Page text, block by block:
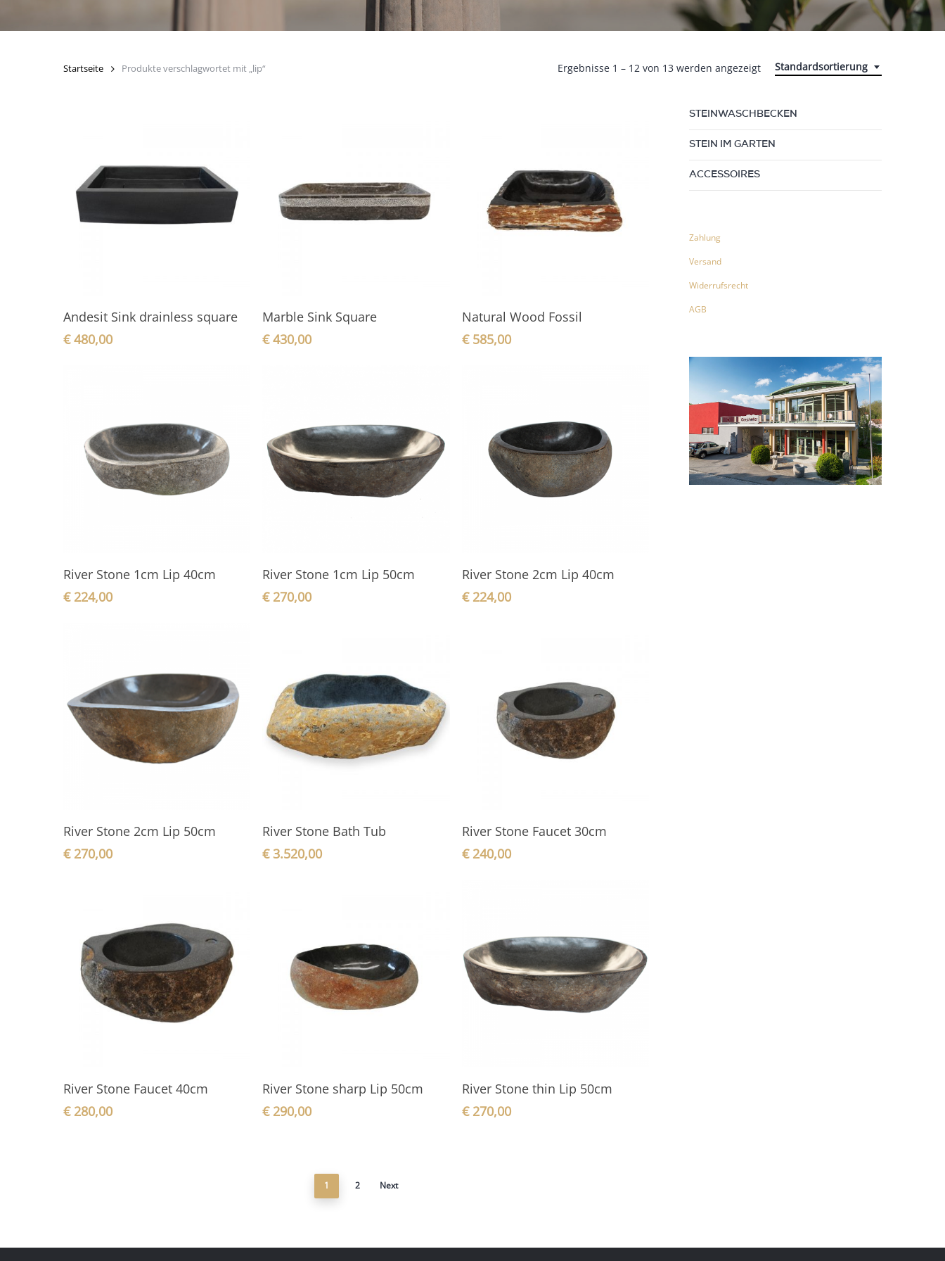
Standardsortierung
Ergebnisse 1 – 12 von 13 werden angezeigt
Startseite Produkte verschlagwortet mit „lip“
In den Warenkorb
Andesit Sink drainless square
€480,00
In den Warenkorb
Marble Sink Square
€430,00
In den Warenkorb
Natural Wood Fossil
€585,00
In den Warenkorb
River Stone 1cm Lip 40cm
€224,00
In den Warenkorb
River Stone 1cm Lip 50cm
€270,00
In den Warenkorb
River Stone 2cm Lip 40cm
€224,00
In den Warenkorb
River Stone 2cm Lip 50cm
€270,00
In den Warenkorb
River Stone Bath Tub
€3.520,00
In den Warenkorb
River Stone Faucet 30cm
€240,00
In den Warenkorb
River Stone Faucet 40cm
€280,00
In den Warenkorb
River Stone sharp Lip 50cm
€290,00
In den Warenkorb
River Stone thin Lip 50cm
€270,00
1 2 Next
STEINWASCHBECKEN
STEIN IM GARTEN
ACCESSOIRES
Zahlung
Versand
Widerrufsrecht
AGB